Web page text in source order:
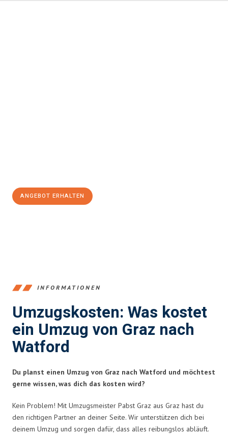
ANGEBOT ERHALTEN
INFORMATIONEN
Umzugskosten: Was kostet
ein Umzug von Graz nach
Watford
Du planst einen Umzug von Graz nach Watford und möchtest
gerne wissen, was dich das kosten wird?
Kein Problem! Mit Umzugsmeister Pabst Graz aus Graz hast du
den richtigen Partner an deiner Seite. Wir unterstützen dich bei
deinem Umzug und sorgen dafür, dass alles reibungslos abläuft.